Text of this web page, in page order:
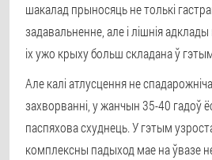
шакалад прыносяць не толькі
задавальненне, але і лішнія
іх ужо крыху больш складана ў
Але калі атлусцення не
захворванні, у жанчын 35-40 гадоў
паспяхова схуднець. У гэтым
комплексны падыход мае на ўвазе